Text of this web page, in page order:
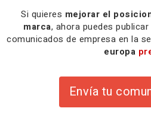
Si quieres mejorar el
marca, ahora puedes
comunicados de empresa en la
europa
Envía tu